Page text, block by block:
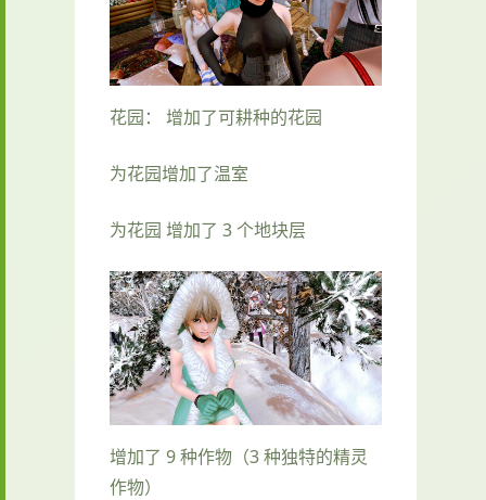
花园： 增加了可耕种的花园
为花园增加了温室
为花园 增加了 3 个地块层
增加了 9 种作物（3 种独特的精灵
作物）